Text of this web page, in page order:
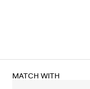
MATCH WITH